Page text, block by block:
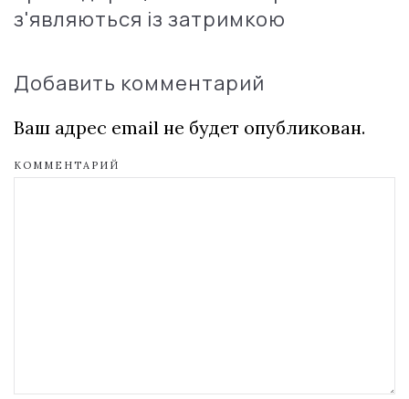
з'являються із затримкою
Добавить комментарий
Ваш адрес email не будет опубликован.
КОММЕНТАРИЙ